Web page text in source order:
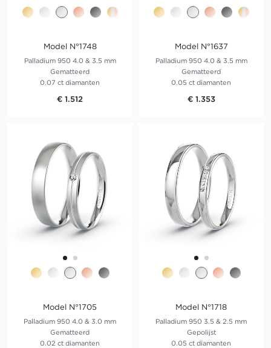
Model N°1748
Palladium 950 4.0 & 3.5 mm
Gematteerd
0.07 ct diamanten
€ 1.512
Model N°1637
Palladium 950 4.0 & 3.5 mm
Gematteerd
0.05 ct diamanten
€ 1.353
Model N°1705
Palladium 950 4.0 & 3.0 mm
Gematteerd
0.02 ct diamanten
Model N°1718
Palladium 950 3.5 & 2.5 mm
Gepolijst
0.05 ct diamanten